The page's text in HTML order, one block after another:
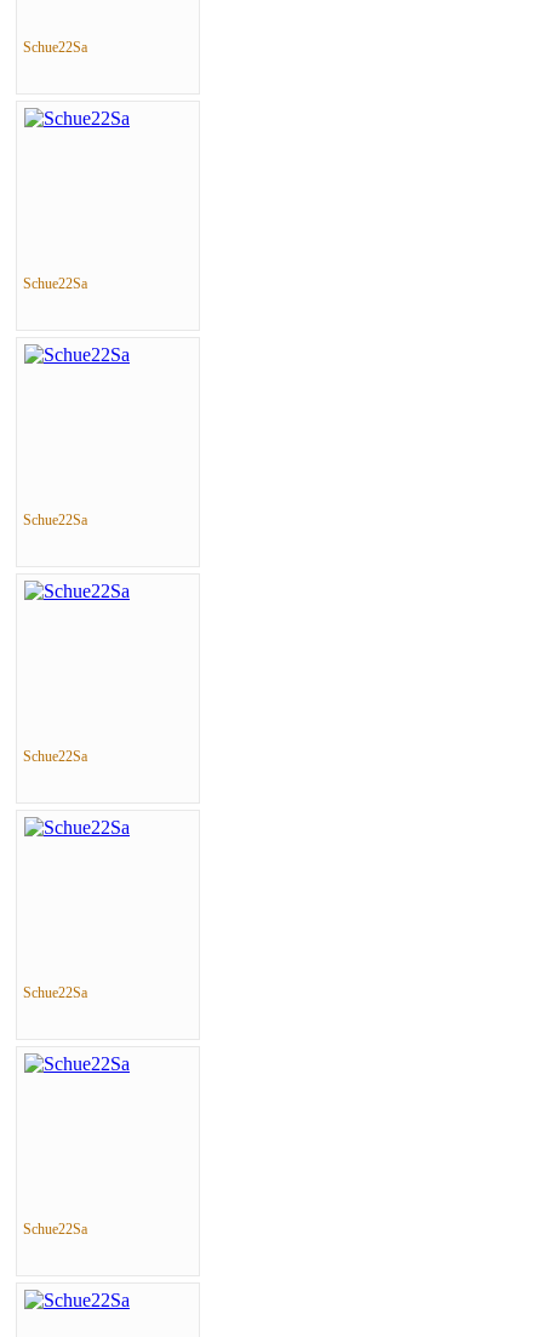
Schue22Sa
Schue22Sa
Schue22Sa
Schue22Sa
Schue22Sa
Schue22Sa